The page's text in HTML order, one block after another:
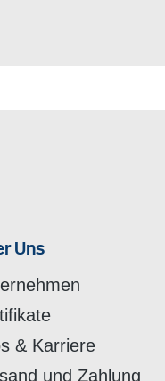
Uns
& Karriere
und Zahlung